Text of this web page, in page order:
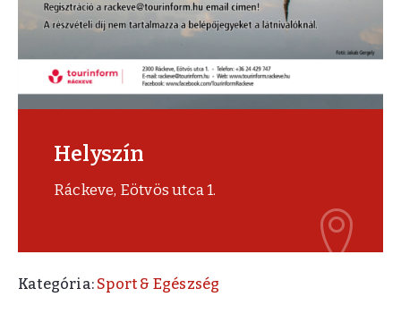
Helyszín
Ráckeve, Eötvös utca 1.
Kategória: Sport & Egészség